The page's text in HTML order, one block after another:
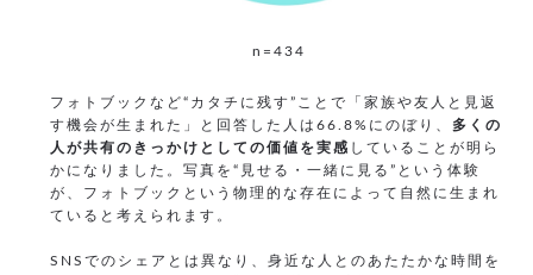
n=434
フォトブックなど“カタチに残す”ことで「家族や友人と見返
す機会が生まれた」と回答した人は66.8%にのぼり、多くの
人が共有のきっかけとしての価値を実感 していることが明ら
かになりました。写真を“見せる・一緒に見る”という体験
が、フォトブックという物理的な存在によって自然に生まれ
ていると考えられます。
SNSでのシェアとは異なり、身近な人とのあたたかな時間を